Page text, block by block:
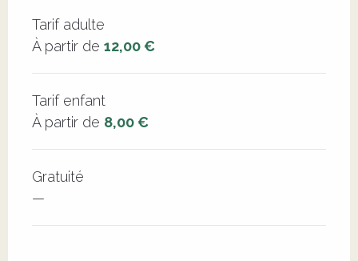
Tarifs 2026
Tarif adulte
À partir de 12,00 €
Tarif enfant
À partir de 8,00 €
Gratuité
—